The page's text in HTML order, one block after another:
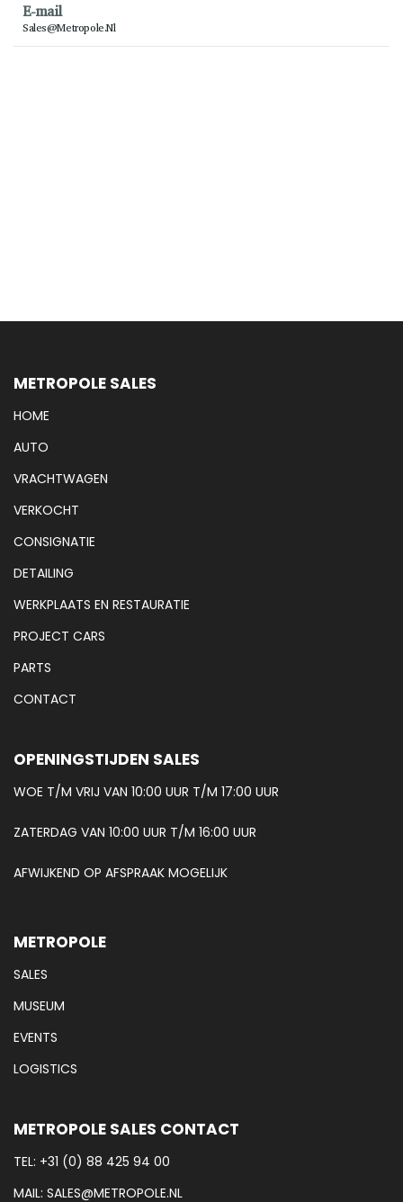
E-mail
Sales@metropole.nl
METROPOLE SALES
HOME
AUTO
VRACHTWAGEN
VERKOCHT
CONSIGNATIE
DETAILING
WERKPLAATS EN RESTAURATIE
PROJECT CARS
PARTS
CONTACT
OPENINGSTIJDEN SALES
WOE T/M VRIJ VAN 10:00 UUR T/M 17:00 UUR
ZATERDAG VAN 10:00 UUR T/M 16:00 UUR
AFWIJKEND OP AFSPRAAK MOGELIJK
METROPOLE
SALES
MUSEUM
EVENTS
LOGISTICS
METROPOLE SALES CONTACT
TEL: +31 (0) 88 425 94 00
MAIL: SALES@METROPOLE.NL